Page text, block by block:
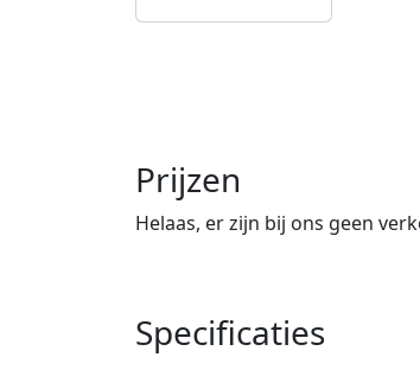
Prijzen
Helaas, er zijn bij ons geen
Specificaties